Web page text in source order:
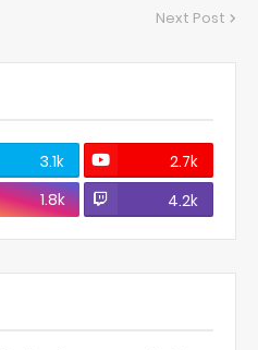
Next Post
3.1k
2.7k
1.8k 4.2k